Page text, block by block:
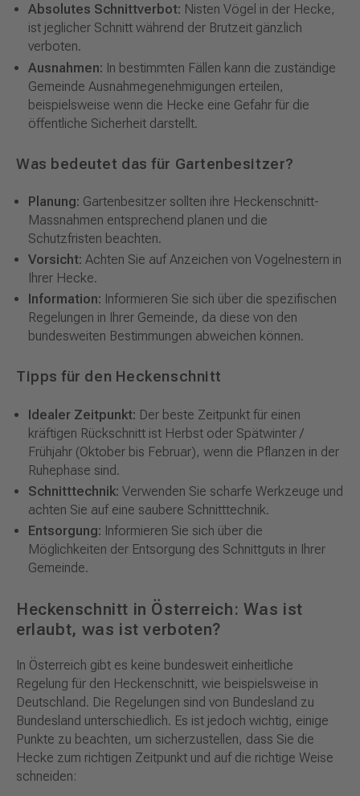
Absolutes Schnittverbot: Nisten Vögel in der Hecke,
ist jeglicher Schnitt während der Brutzeit gänzlich
verboten.
Ausnahmen: In bestimmten Fällen kann die zuständige
Gemeinde Ausnahmegenehmigungen erteilen,
beispielsweise wenn die Hecke eine Gefahr für die
öffentliche Sicherheit darstellt.
Was bedeutet das für Gartenbesitzer?
Planung: Gartenbesitzer sollten ihre Heckenschnitt-
Massnahmen entsprechend planen und die
Schutzfristen beachten.
Vorsicht: Achten Sie auf Anzeichen von Vogelnestern in
Ihrer Hecke.
Information: Informieren Sie sich über die spezifischen
Regelungen in Ihrer Gemeinde, da diese von den
bundesweiten Bestimmungen abweichen können.
Tipps für den Heckenschnitt
Idealer Zeitpunkt: Der beste Zeitpunkt für einen
kräftigen Rückschnitt ist Herbst oder Spätwinter /
Frühjahr (Oktober bis Februar), wenn die Pflanzen in der
Ruhephase sind.
Schnitttechnik: Verwenden Sie scharfe Werkzeuge und
achten Sie auf eine saubere Schnitttechnik.
Entsorgung: Informieren Sie sich über die
Möglichkeiten der Entsorgung des Schnittguts in Ihrer
Gemeinde.
Heckenschnitt in Österreich: Was ist
erlaubt, was ist verboten?
In Österreich gibt es keine bundesweit einheitliche
Regelung für den Heckenschnitt, wie beispielsweise in
Deutschland. Die Regelungen sind von Bundesland zu
Bundesland unterschiedlich. Es ist jedoch wichtig, einige
Punkte zu beachten, um sicherzustellen, dass Sie die
Hecke zum richtigen Zeitpunkt und auf die richtige Weise
schneiden: